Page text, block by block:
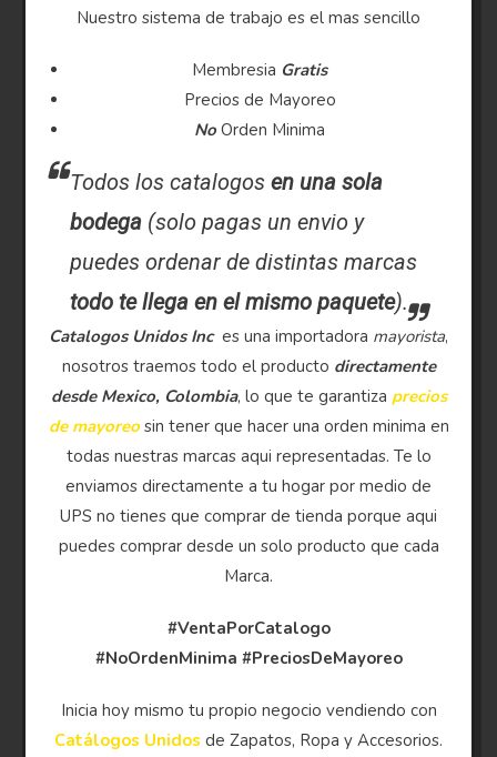
Nuestro sistema de trabajo es el mas sencillo
Membresia Gratis
Precios de Mayoreo
No Orden Minima
Todos los catalogosen una sola
bodega (solo pagas un envio y
puedes ordenar de distintas marcas
todo te llega en el mismo paquete).
Catalogos Unidos Inc es una importadora mayorista,
nosotros traemos todo el producto directamente
desde Mexico, Colombia, lo que te garantiza precios
de mayoreosin tener que hacer una orden minima en
todas nuestras marcas aqui representadas. Te lo
enviamos directamente a tu hogar por medio de
UPS no tienes que comprar de tienda porque aqui
puedes comprar desde un solo producto que cada
Marca.
#VentaPorCatalogo
#NoOrdenMinima #PreciosDeMayoreo
Inicia hoy mismo tu propio negocio vendiendo con
Catálogos Unidos de Zapatos, Ropa y Accesorios.